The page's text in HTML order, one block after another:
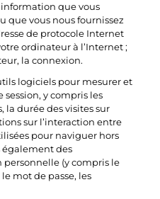
que vous
que vous nous fournissez
de protocole Internet
ordinateur à l’Internet ;
la connexion.
logiciels pour mesurer et
y compris les
la durée des visites sur
sur l’interaction entre
pour naviguer hors
également des
(y compris le
mot de passe, les